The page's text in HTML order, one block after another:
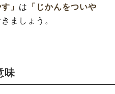
」 は
「じかんをついや
ましょう。
味